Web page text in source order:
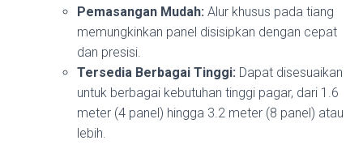
Pemasangan Mudah: Alur khusus pada tiang
memungkinkan panel disisipkan dengan cepat
dan presisi.
Tersedia Berbagai Tinggi: Dapat disesuaikan
untuk berbagai kebutuhan tinggi pagar, dari 1.6
meter (4 panel) hingga 3.2 meter (8 panel) atau
lebih.